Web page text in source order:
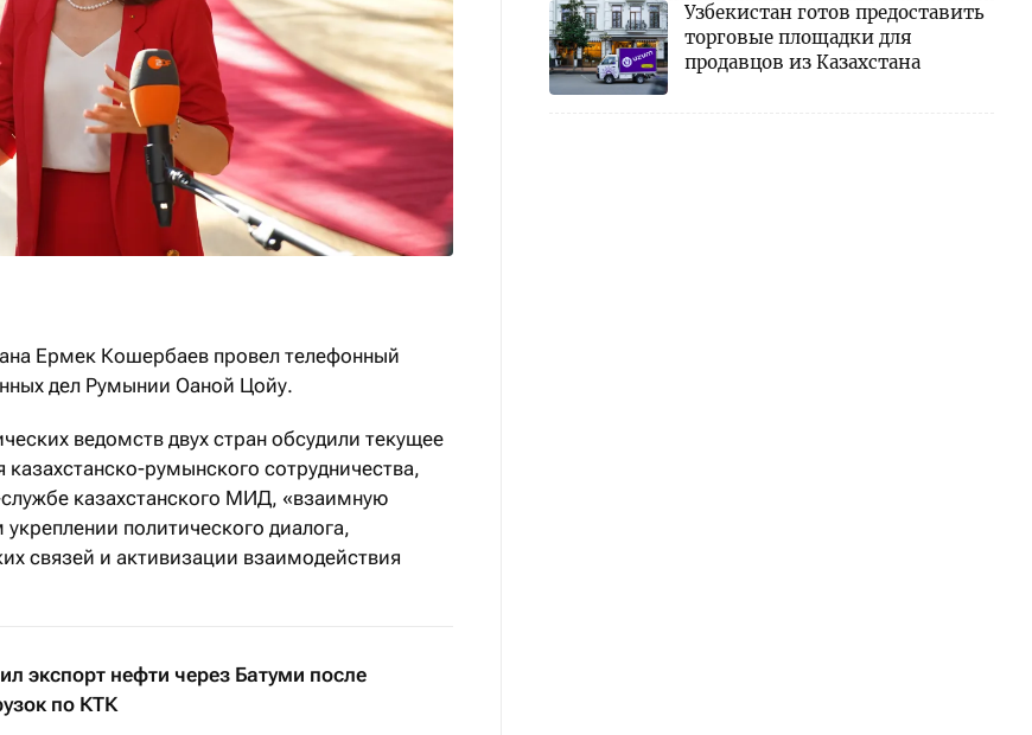
Ермек Кошербаев провел телефонный
дел Румынии Оаной Цойу.
ведомств двух стран обсудили текущее
румынского сотрудничества,
казахстанского МИД, «взаимную
политического диалога,
связей и активизации взаимодействия
экспорт нефти через Батуми после
по КТК
Узбекистан готов предоставить
торговые площадки для
продавцов из Казахстана